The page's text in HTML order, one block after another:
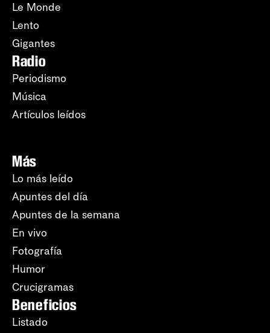
Le Monde
Lento
Gigantes
Radio
Periodismo
Música
Artículos leídos
Más
Lo más leído
Apuntes del día
Apuntes de la semana
En vivo
Fotografía
Humor
Crucigramas
Beneficios
Listado